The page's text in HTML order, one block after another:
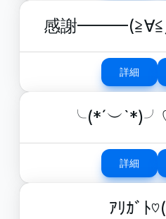
感謝
詳細
詳細
ｱﾘｶﾞﾄ